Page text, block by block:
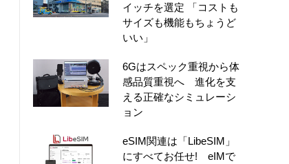
イッチを選定 「コストも
サイズも機能もちょうど
いい」
6Gはスペック重視から体
感品質重視へ 進化を支
える正確なシミュレーシ
ョン
eSIM関連は「LibeSIM」
にすべてお任せ! eIMで